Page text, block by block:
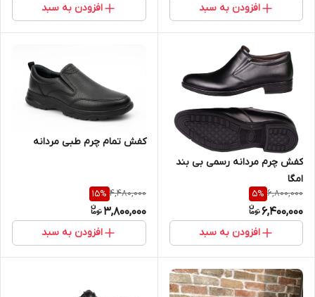
افزودن به سبد افزودن به سبد
کفش چرم مردانه رسمی بی بند
امگا
6,800,000
5%
6,400,000
افزودن به سبد
کفش تمام چرم طبی مردانه
4,480,000
15%
3,800,000
افزودن به سبد